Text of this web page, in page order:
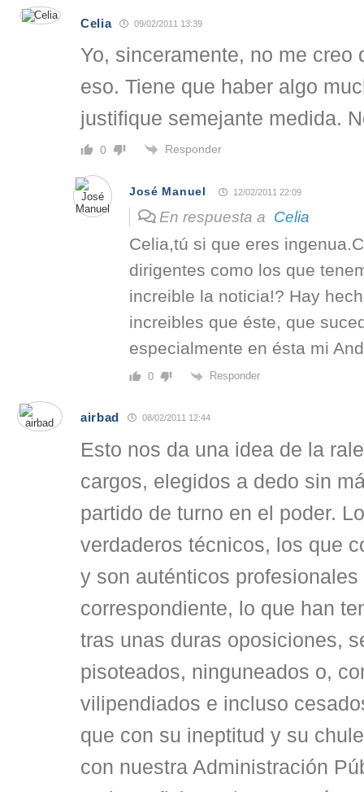
Celia 09/02/2011 13:39
Yo, sinceramente, no me creo
eso. Tiene que haber algo
justifique semejante medida.
0 Responder
José Manuel 12/02/2011 22:09
En respuesta a Celia
Celia,tú si que eres
dirigentes como los que
increible la noticia!? Hay
increibles que éste, que
especialmente en ésta mi
0 Responder
airbad 08/02/2011 12:44
Esto nos da una idea de la
cargos, elegidos a dedo sin
partido de turno en el poder.
verdaderos técnicos, los que
y son auténticos
correspondiente, lo que han
tras unas duras oposiciones,
pisoteados, ninguneados o,
vilipendiados e incluso
que con su ineptitud y su
con nuestra Administración